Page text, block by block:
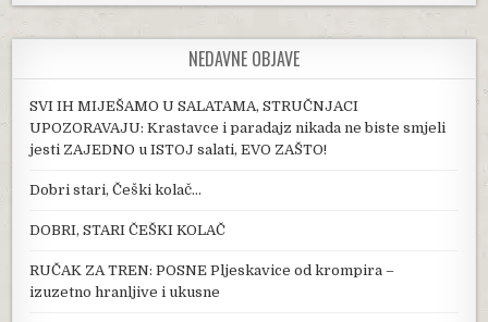
NEDAVNE OBJAVE
SVI IH MIJEŠAMO U SALATAMA, STRUČNJACI
UPOZORAVAJU: Krastavce i paradajz nikada ne biste smjeli
jesti ZAJEDNO u ISTOJ salati, EVO ZAŠTO!
Dobri stari, Češki kolač…
DOBRI, STARI ČEŠKI KOLAČ
RUČAK ZA TREN: POSNE Pljeskavice od krompira –
izuzetno hranljive i ukusne